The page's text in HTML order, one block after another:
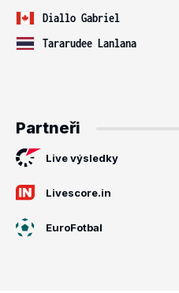
Diallo Gabriel
Tararudee Lanlana
Partneři
Live výsledky
Livescore.in
EuroFotbal